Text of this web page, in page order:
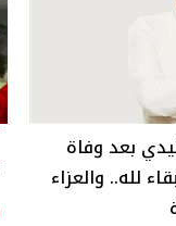
بعد وفاة
لله.. والعزاء